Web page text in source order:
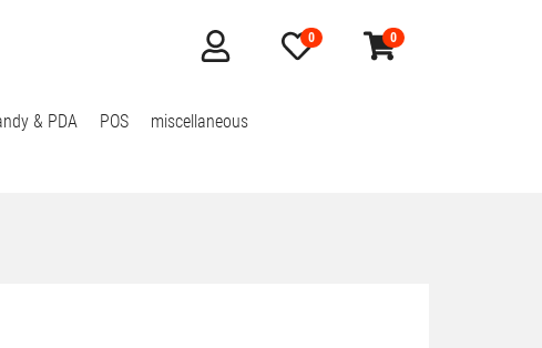
Mein
Konto
Merkzettel
aufklappen
0
Warenkorb
aufklappen
0
& PDA POS miscellaneous